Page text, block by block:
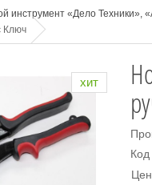
инструмент «Дело Техники»,
Ключ
хит